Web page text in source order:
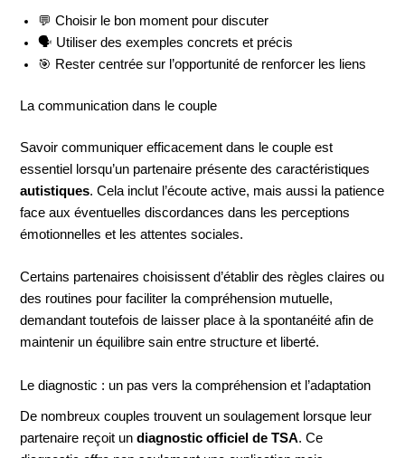
💬 Choisir le bon moment pour discuter
🗣️ Utiliser des exemples concrets et précis
🎯 Rester centrée sur l’opportunité de renforcer les liens
La communication dans le couple
Savoir communiquer efficacement dans le couple est
essentiel lorsqu’un partenaire présente des caractéristiques
autistiques. Cela inclut l’écoute active, mais aussi la patience
face aux éventuelles discordances dans les perceptions
émotionnelles et les attentes sociales.
Certains partenaires choisissent d’établir des règles claires ou
des routines pour faciliter la compréhension mutuelle,
demandant toutefois de laisser place à la spontanéité afin de
maintenir un équilibre sain entre structure et liberté.
Le diagnostic : un pas vers la compréhension et l’adaptation
De nombreux couples trouvent un soulagement lorsque leur
partenaire reçoit undiagnostic officiel de TSA. Ce